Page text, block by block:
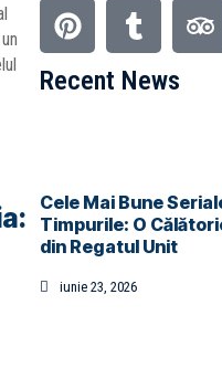
Recent News
Cele Mai Bune
Timpurile: O
din Regatul Unit
iunie 23, 2026